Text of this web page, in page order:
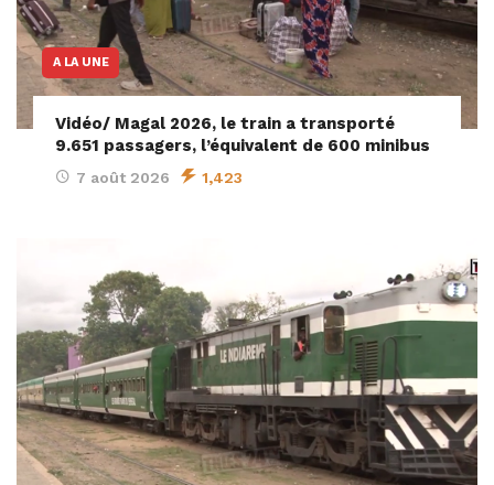
A LA UNE
Vidéo/ Magal 2026, le train a transporté
9.651 passagers, l’équivalent de 600 minibus
7 août 2026 1,423